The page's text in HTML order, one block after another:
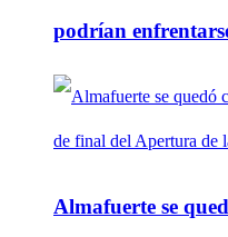
podrían
Almafuerte se